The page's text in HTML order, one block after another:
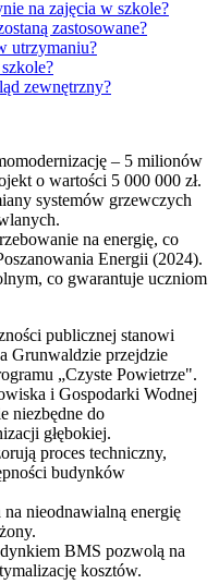
na zajęcia w szkole?
zastosowane?
utrzymaniu?
zewnętrzny?
– 5 milionów
o wartości 5 000 000 zł.
systemów grzewczych
na energię, co
Energii (2024).
co gwarantuje uczniom
publicznej stanowi
Grunwaldzie przejdzie
„Czyste Powietrze".
i Gospodarki Wodnej
niezbędne do
głębokiej.
proces techniczny,
budynków
nieodnawialną energię
BMS pozwolą na
kosztów.